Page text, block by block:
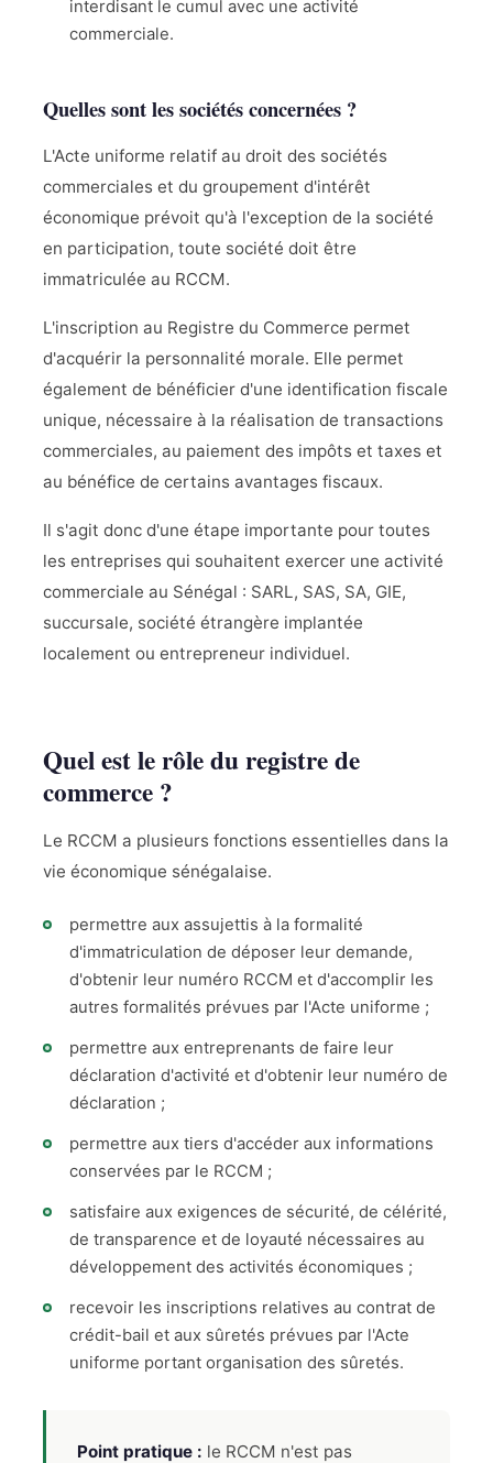
interdisant le cumul avec une activité
commerciale.
Quelles sont les sociétés concernées ?
L'Acte uniforme relatif au droit des sociétés
commerciales et du groupement d'intérêt
économique prévoit qu'à l'exception de la société
en participation, toute société doit être
immatriculée au RCCM.
L'inscription au Registre du Commerce permet
d'acquérir la personnalité morale. Elle permet
également de bénéficier d'une identification fiscale
unique, nécessaire à la réalisation de transactions
commerciales, au paiement des impôts et taxes et
au bénéfice de certains avantages fiscaux.
Il s'agit donc d'une étape importante pour toutes
les entreprises qui souhaitent exercer une activité
commerciale au Sénégal : SARL, SAS, SA, GIE,
succursale, société étrangère implantée
localement ou entrepreneur individuel.
Quel est le rôle du registre de
commerce ?
Le RCCM a plusieurs fonctions essentielles dans la
vie économique sénégalaise.
permettre aux assujettis à la formalité
d'immatriculation de déposer leur demande,
d'obtenir leur numéro RCCM et d'accomplir les
autres formalités prévues par l'Acte uniforme ;
permettre aux entreprenants de faire leur
déclaration d'activité et d'obtenir leur numéro de
déclaration ;
permettre aux tiers d'accéder aux informations
conservées par le RCCM ;
satisfaire aux exigences de sécurité, de célérité,
de transparence et de loyauté nécessaires au
développement des activités économiques ;
recevoir les inscriptions relatives au contrat de
crédit-bail et aux sûretés prévues par l'Acte
uniforme portant organisation des sûretés.
Point pratique : le RCCM n'est pas